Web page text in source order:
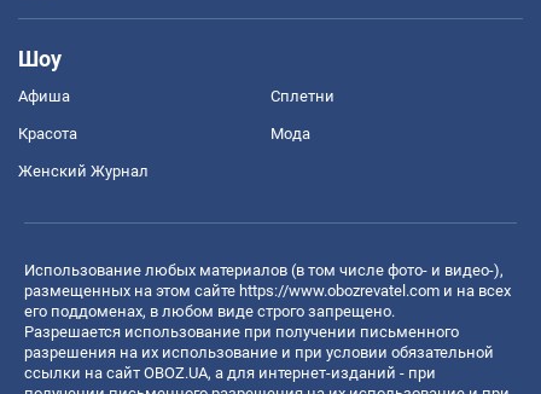
Шоу
Афиша Сплетни
Красота Мода
Женский Журнал
Использование любых материалов (в том числе фото- и видео-),
размещенных на этом сайте https://www.obozrevatel.com и на всех
его поддоменах, в любом виде строго запрещено.
Разрешается использование при получении письменного
разрешения на их использование и при условии обязательной
ссылки на сайт OBOZ.UA, а для интернет-изданий - при